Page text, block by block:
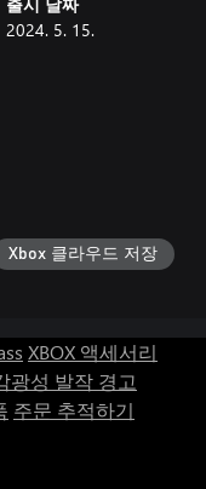
출시 날짜
2024. 5. 15.
Xbox 클라우드 저장
XBOX 액세서리
광성 발작 경고
주문 추적하기